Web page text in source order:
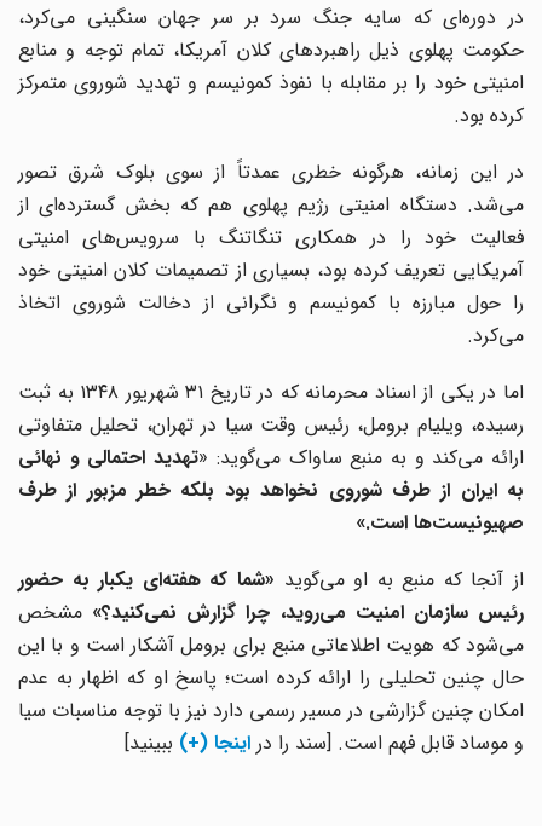
در دوره‌ای که سایه جنگ سرد بر سر جهان سنگینی می‌کرد،
حکومت پهلوی ذیل راهبردهای کلان آمریکا، تمام توجه و منابع
امنیتی خود را بر مقابله با نفوذ کمونیسم و تهدید شوروی متمرکز
کرده بود.
در این زمانه، هرگونه خطری عمدتاً از سوی بلوک شرق تصور
می‌شد. دستگاه امنیتی رژیم پهلوی هم که بخش گسترده‌ای از
فعالیت خود را در همکاری تنگاتنگ با سرویس‌های امنیتی
آمریکایی تعریف کرده بود، بسیاری از تصمیمات کلان امنیتی خود
را حول مبارزه با کمونیسم و نگرانی از دخالت شوروی اتخاذ
می‌کرد.
اما در یکی از اسناد محرمانه که در تاریخ ۳۱ شهریور ۱۳۴۸ به ثبت
رسیده، ویلیام برومل، رئیس وقت سیا در تهران، تحلیل متفاوتی
ارائه می‌کند و به منبع ساواک می‌گوید: «تهدید احتمالی و نهائی
به ایران از طرف شوروی نخواهد بود بلکه خطر مزبور از طرف
صهیونیست‌ها است.»
از آنجا که منبع به او می‌گوید«شما که هفته‌ای یکبار به حضور
رئیس سازمان امنیت می‌روید، چرا گزارش نمی‌کنید؟»مشخص
می‌شود که هویت اطلاعاتی منبع برای برومل آشکار است و با این
حال چنین تحلیلی را ارائه کرده است؛ پاسخ او که اظهار به عدم
امکان چنین گزارشی در مسیر رسمی دارد نیز با توجه مناسبات سیا
و موساد قابل فهم است. [سند را دراینجا (+)ببینید]